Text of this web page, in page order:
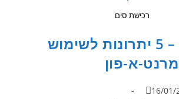
רכישת סים
רכישת סים – 5 יתרונות לשימוש
א-פון
16/01/